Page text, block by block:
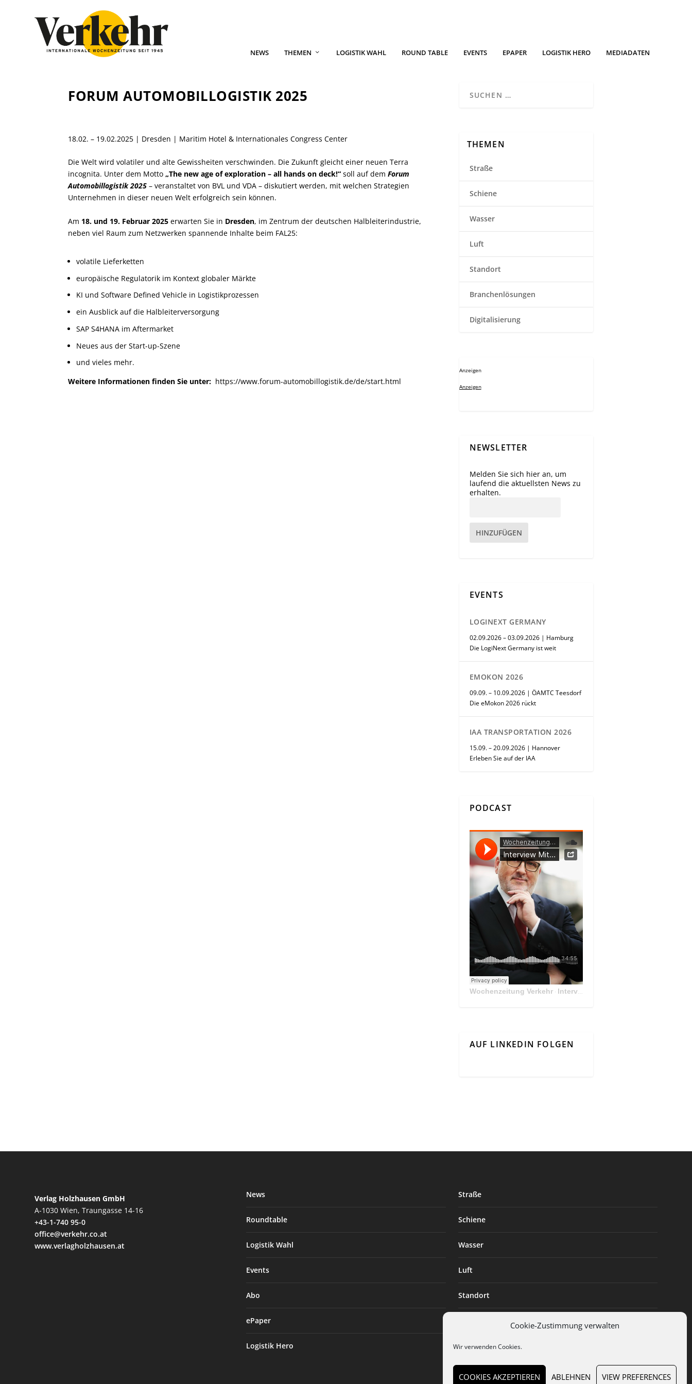
Cookie-Zustimmung verwalten
Wir verwenden Cookies.
COOKIES AKZEPTIEREN ABLEHNEN VIEW PREFERENCES
NEWS THEMEN LOGISTIK WAHL ROUND TABLE EVENTS EPAPER LOGISTIK HERO MEDIADATEN
FORUM AUTOMOBILLOGISTIK 2025
18.02. – 19.02.2025 | Dresden | Maritim Hotel & Internationales Congress Center
Die Welt wird volatiler und alte Gewissheiten verschwinden. Die Zukunft gleicht einer neuen Terra
incognita. Unter dem Motto „The new age of exploration – all hands on deck!“ soll auf dem Forum
Automobillogistik 2025 – veranstaltet von BVL und VDA – diskutiert werden, mit welchen Strategien
Unternehmen in dieser neuen Welt erfolgreich sein können.
Am 18. und 19. Februar 2025 erwarten Sie in Dresden, im Zentrum der deutschen Halbleiterindustrie,
neben viel Raum zum Netzwerken spannende Inhalte beim FAL25:
volatile Lieferketten
europäische Regulatorik im Kontext globaler Märkte
KI und Software Defined Vehicle in Logistikprozessen
ein Ausblick auf die Halbleiterversorgung
SAP S4HANA im Aftermarket
Neues aus der Start-up-Szene
und vieles mehr.
Weitere Informationen finden Sie unter: https://www.forum-automobillogistik.de/de/start.html
THEMEN
Straße
Schiene
Wasser
Luft
Standort
Branchenlösungen
Digitalisierung
Anzeigen
Anzeigen
NEWSLETTER
Melden Sie sich hier an, um
laufend die aktuellsten News zu
erhalten.
HINZUFÜGEN
EVENTS
LOGINEXT GERMANY
02.09.2026 – 03.09.2026 | Hamburg
Die LogiNext Germany ist weit
EMOKON 2026
09.09. – 10.09.2026 | ÖAMTC Teesdorf
Die eMokon 2026 rückt
IAA TRANSPORTATION 2026
15.09. – 20.09.2026 | Hannover
Erleben Sie auf der IAA
PODCAST
Wochenzeitung Verkehr· Interview Mit Andreas Matthä, CEO der ÖBB Holding
AUF LINKEDIN FOLGEN
Verlag Holzhausen GmbH
A-1030 Wien, Traungasse 14-16
+43-1-740 95-0
office@verkehr.co.at
www.verlagholzhausen.at
News
Roundtable
Logistik Wahl
Events
Abo
ePaper
Logistik Hero
Straße
Schiene
Wasser
Luft
Standort
Digitalisierung